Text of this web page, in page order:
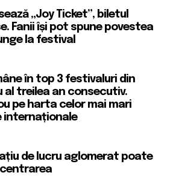
„Joy Ticket”, biletul
Fanii își pot spune povestea
la festival
în top 3 festivaluri din
al treilea an consecutiv.
pe harta celor mai mari
internaționale
de lucru aglomerat poate